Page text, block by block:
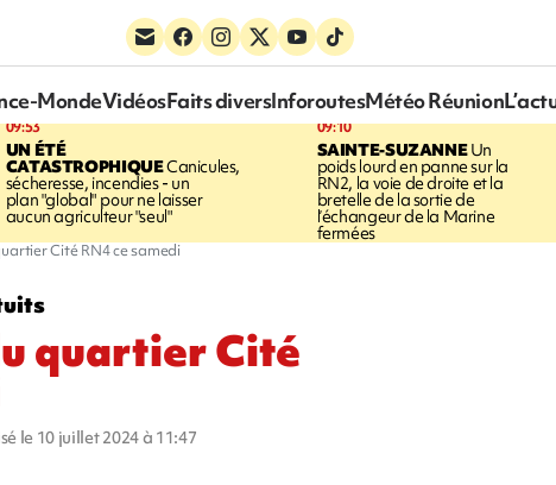
MondeVidéosFaits diversInforoutesMétéo Réunion
09:53
UN ÉTÉ
CATASTROPHIQUECanicules,
sécheresse, incendies - un
plan "global" pour ne laisser
aucun agriculteur "seul"
09:10
SAINTE-SUZANNEUn
poids lourd en panne sur la
RN2, la voie de droite et la
bretelle de la sortie de
l’échangeur de la Marine
fermées
Cité RN4 ce samedi
quartier Cité
le 10 juillet 2024 à 11:47